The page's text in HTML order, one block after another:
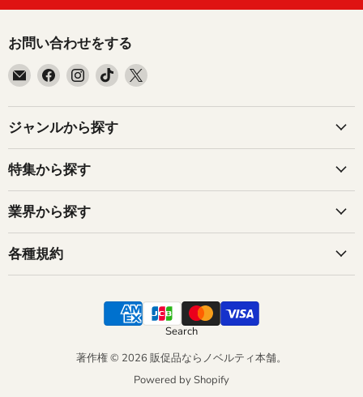
お問い合わせをする
E
ー
ル
見
つ
け
て
く
だ
Facebook
見
つ
て
く
だ
さ
い
Instagram
見
つ
だ
さ
い
TikTok
見
つ
だ
い
X
見
だ
い
ジャンルから探す
特集から探す
業界から探す
各種規約
Search
著作権 © 2026 販促品ならノベルティ本舗。
Powered by Shopify